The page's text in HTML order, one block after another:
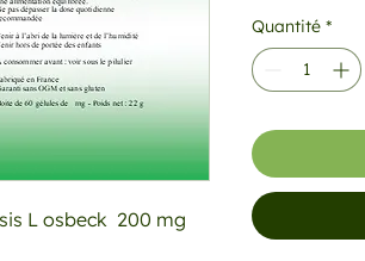
L osbeck 200 mg
Quantité *